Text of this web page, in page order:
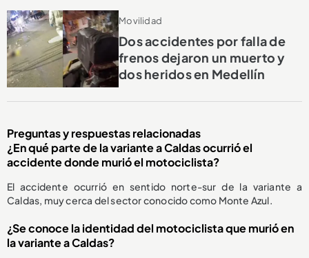
Movilidad
Dos accidentes por falla de
frenos dejaron un muerto y
dos heridos en Medellín
Preguntas y respuestas relacionadas
¿En qué parte de la variante a Caldas ocurrió el
accidente donde murió el motociclista?
El accidente ocurrió en sentido norte-sur de la variante a
Caldas, muy cerca del sector conocido como Monte Azul.
¿Se conoce la identidad del motociclista que murió en
la variante a Caldas?